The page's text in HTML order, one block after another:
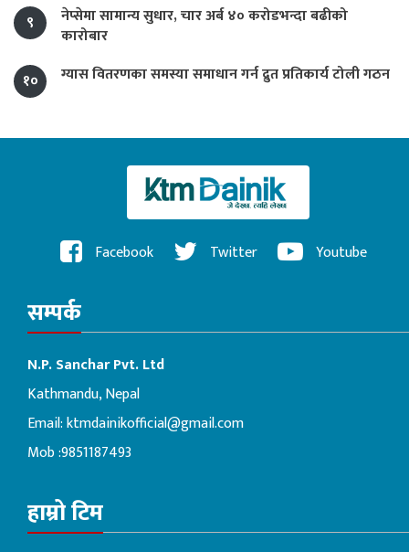
९
नेप्सेमा सामान्य सुधार, चार अर्ब ४० करोडभन्दा बढीको
कारोबार
१०
ग्यास वितरणका समस्या समाधान गर्न द्रुत प्रतिकार्य टोली गठन
Facebook Twitter Youtube
सम्पर्क
N.P. Sanchar Pvt. Ltd
Kathmandu, Nepal
Email:ktmdainikofficial@gmail.com
Mob :9851187493
हाम्रो टिम